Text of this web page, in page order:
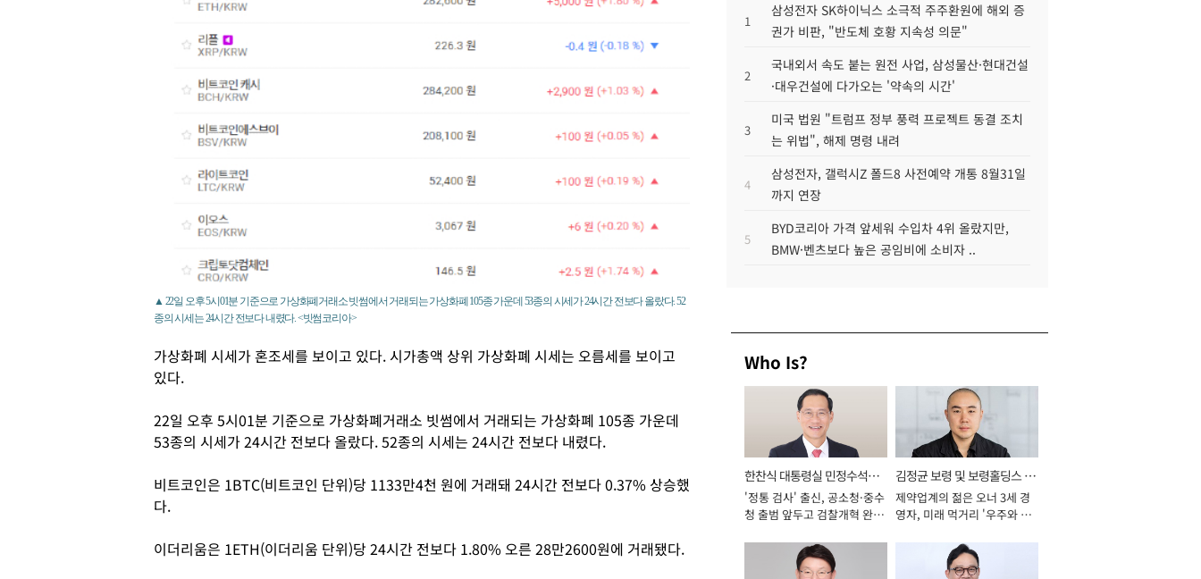
▲ 22일 오후 5시01분 기준으로 가상화폐거래소 빗썸에서 거래되는 가상화폐 105종 가운데 53종의 시세가 24시간 전보다 올랐다. 52
종의 시세는 24시간 전보다 내렸다. <빗썸코리아>
가상화폐 시세가 혼조세를 보이고 있다. 시가총액 상위 가상화폐 시세는 오름세를 보이고
있다.
22일 오후 5시01분 기준으로 가상화폐거래소 빗썸에서 거래되는 가상화폐 105종 가운데
53종의 시세가 24시간 전보다 올랐다. 52종의 시세는 24시간 전보다 내렸다.
비트코인은 1BTC(비트코인 단위)당 1133만4천 원에 거래돼 24시간 전보다 0.37% 상승했
다.
이더리움은 1ETH(이더리움 단위)당 24시간 전보다 1.80% 오른 28만2600원에 거래됐다.
1
삼성전자 SK하이닉스 소극적 주주환원에 해외 증
권가 비판, "반도체 호황 지속성 의문"
2
국내외서 속도 붙는 원전 사업, 삼성물산·현대건설
·대우건설에 다가오는 '약속의 시간'
3
미국 법원 "트럼프 정부 풍력 프로젝트 동결 조치
는 위법", 해제 명령 내려
4
삼성전자, 갤럭시Z 폴드8 사전예약 개통 8월31일
까지 연장
5
BYD코리아 가격 앞세워 수입차 4위 올랐지만,
BMW·벤츠보다 높은 공임비에 소비자 ..
Who Is?
한찬식 대통령실 민정수석비
서관
'정통 검사' 출신, 공소청·중수
청 출범 앞두고 검찰개혁 완수
김정균 보령 및 보령홀딩스 대
표이사 사장
제약업계의 젊은 오너 3세 경
영자, 미래 먹거리 '우주와 헬